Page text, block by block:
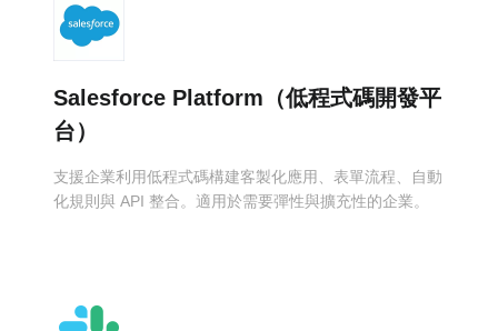
Salesforce Platform（低程式碼開發平
台）
支援企業利用低程式碼構建客製化應用、表單流程、自動
化規則與 API 整合。適用於需要彈性與擴充性的企業。